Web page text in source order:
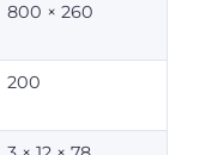
800 × 260
200